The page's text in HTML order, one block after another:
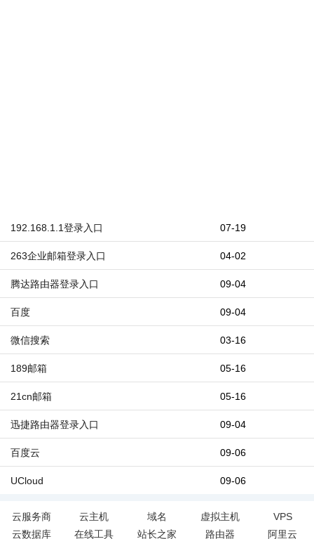
07-19
192.168.1.1登录入口
04-02
263企业邮箱登录入口
09-04
腾达路由器登录入口
09-04
百度
03-16
微信搜索
05-16
189邮箱
05-16
21cn邮箱
09-04
迅捷路由器登录入口
09-06
百度云
09-06
UCloud
云服务商 云主机 域名 虚拟主机
VPS
云数据库
在线工具 站长之家 路由器 阿里云